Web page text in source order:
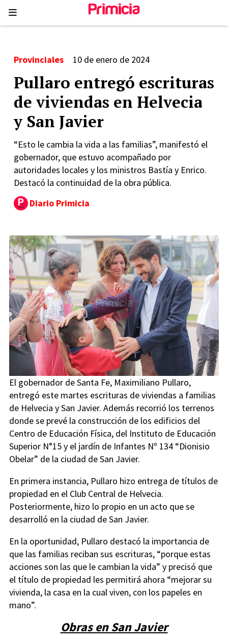
Pullaro entregó escrituras
de viviendas en Helvecia
y San Javier
“Esto le cambia la vida a las familias”, manifestó el
gobernador, que estuvo acompañado por
autoridades locales y los ministros Bastía y Enrico.
Destacó la continuidad de la obra pública.
Provinciales 10 de enero de 2024
Diario Primicia
El gobernador de Santa Fe, Maximiliano Pullaro,
entregó este martes escrituras de viviendas a familias
de Helvecia y San Javier. Además recorrió los terrenos
donde se prevé la construcción de los edificios del
Centro de Educación Física, del Instituto de Educación
Superior N°15 y el jardín de Infantes Nº 134 “Dionisio
Obelar” de la ciudad de San Javier.
En primera instancia, Pullaro hizo entrega de títulos de
propiedad en el Club Central de Helvecia.
Posteriormente, hizo lo propio en un acto que se
desarrolló en la ciudad de San Javier.
En la oportunidad, Pullaro destacó la importancia de
que las familias reciban sus escrituras, “porque estas
acciones son las que le cambian la vida” y precisó que
el título de propiedad les permitirá ahora “mejorar su
vivienda, la casa en la cual viven, con los papeles en
mano”.
Obras en San Javier